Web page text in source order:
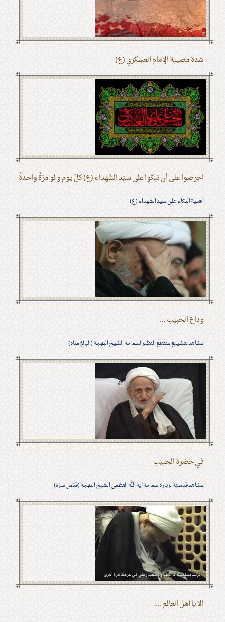
شدة مصيبة الإمام العسكري (ع)
احرصوا على أن تبكوا على سيّد الشّهداء (ع) كلّ يوم و لو مرّةً واحدةً
أهمية البكاء على سيد الشهداء (ع)
وداع الحبيب ...
مشاهد لتشييع منقطع النظير لسماحة الشيخ البهجة (البالغ مناه)
في حضرة الحبيب
مشاهد قدسيّة لزيارة سماحة آية الله العظمى الشيخ البهجة (قدّس سرّه)
الا يا أهل العالم ...